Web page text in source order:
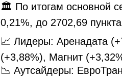
🏛 По итогам основной
0,21%, до 2702,69 пункта
📈 Лидеры: Аренадата
(+3,88%), Магнит
📉 Аутсайдеры: